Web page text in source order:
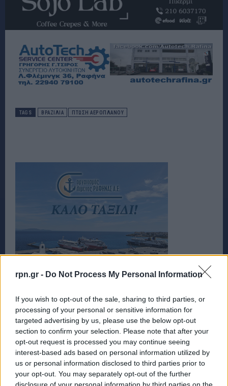
rpn.gr - Do Not Process My Personal Information
If you wish to opt-out of the sale, sharing to third parties, or
processing of your personal or sensitive information for
targeted advertising by us, please use the below opt-out
section to confirm your selection. Please note that after your
opt-out request is processed you may continue seeing
interest-based ads based on personal information utilized by
us or personal information disclosed to third parties prior to
your opt-out. You may separately opt-out of the further
disclosure of your personal information by third parties on the
TAGS ΒΡΑΖΙΛΙΑ ΠΤΏΣΗ ΑΕΡΟΠΛΆΝΟΥ